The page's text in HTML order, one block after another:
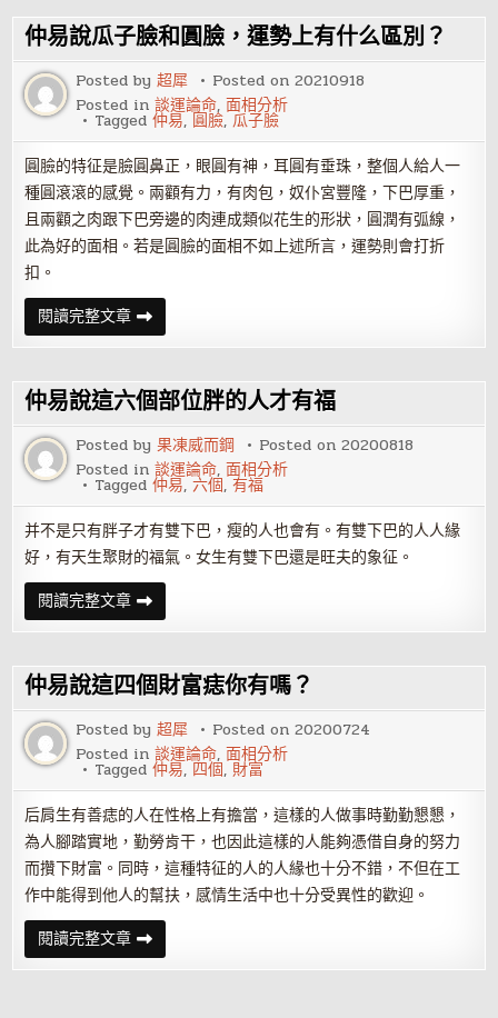
相
福
德
宮
看
你
今
生
福
分
有
多
大
仲易說瓜子臉和圓臉，運勢上有什么區別？
Posted by超犀 Posted on20210918
Posted in談運論命,面相分析
Tagged仲易, 圓臉,瓜子臉
圓臉的特征是臉圓鼻正，眼圓有神，耳圓有垂珠，整個人給人一
種圓滾滾的感覺。兩顴有力，有肉包，奴仆宮豐隆，下巴厚重，
且兩顴之肉跟下巴旁邊的肉連成類似花生的形狀，圓潤有弧線，
此為好的面相。若是圓臉的面相不如上述所言，運勢則會打折
扣。
閱讀完整文章仲
易
說
子
臉
和
圓
臉，
運
勢
上
有
什
么
區
別？
仲易說這六個部位胖的人才有福
Posted by果凍威而鋼 Posted on20200818
Posted in談運論命,面相分析
Tagged仲易,六個,有福
并不是只有胖子才有雙下巴，瘦的人也會有。有雙下巴的人人緣
好，有天生聚財的福氣。女生有雙下巴還是旺夫的象征。
閱讀完整文章仲
易
說
六
個
部
位
胖
的
人
才
有
福
仲易說這四個財富痣你有嗎？
Posted by超犀 Posted on20200724
Posted in談運論命,面相分析
Tagged仲易, 四個, 財富
后肩生有善痣的人在性格上有擔當，這樣的人做事時勤勤懇懇，
為人腳踏實地，勤勞肯干，也因此這樣的人能夠憑借自身的努力
而攢下財富。同時，這種特征的人的人緣也十分不錯，不但在工
作中能得到他人的幫扶，感情生活中也十分受異性的歡迎。
閱讀完整文章仲
易
說